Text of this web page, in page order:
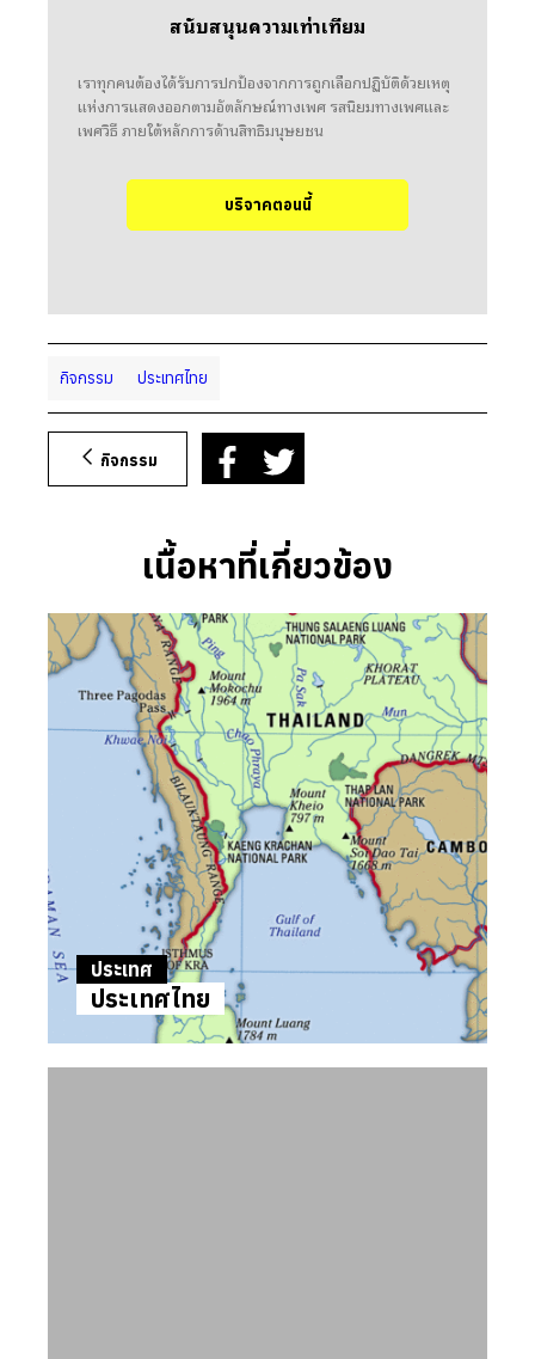
สนับสนุนความเท่าเทียม
เราทุกคนต้องได้รับการปกป้องจากการถูกเลือกปฏิบัติด้วยเหตุ
แห่งการแสดงออกตามอัตลักษณ์ทางเพศ รสนิยมทางเพศและ
เพศวิธี ภายใต้หลักการด้านสิทธิมนุษยชน
บริจาคตอนนี้
กิจกรรม ประเทศไทย
กิจกรรม
เนื้อหาที่เกี่ยวข้อง
ประเทศ
ประเทศไทย